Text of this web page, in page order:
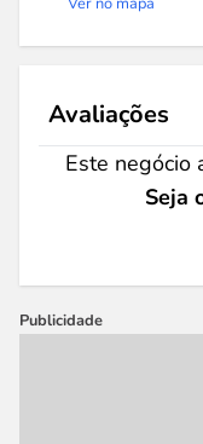
Avaliações
Este negócio
Seja
Publicidade